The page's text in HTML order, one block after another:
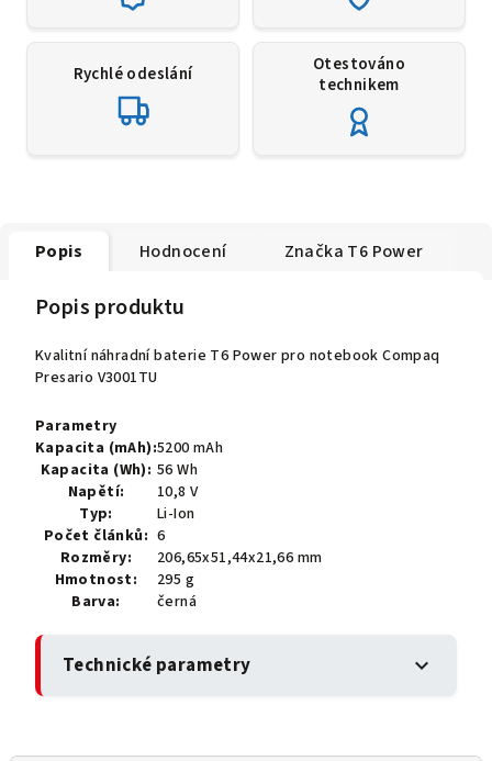
Rychlé odeslání
Otestováno
technikem
Popis Hodnocení Značka T6 Power
Popis produktu
Kvalitní náhradní baterie T6 Power pro notebook Compaq
Presario V3001TU
Parametry
Kapacita (mAh):5200 mAh
Kapacita (Wh): 56 Wh
Napětí:
10,8 V
Typ:
Li-Ion
Počet článků: 6
Rozměry:
206,65x51,44x21,66 mm
Hmotnost:
295 g
Barva:
černá
Technické parametry expand_more